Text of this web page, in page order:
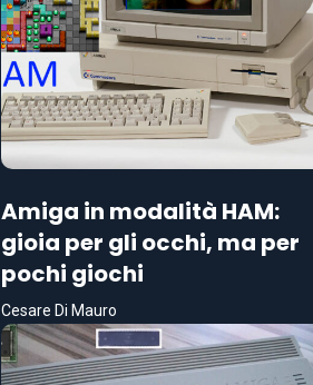
Amiga in modalità HAM:
gioia per gli occhi, ma per
pochi giochi
Cesare Di Mauro